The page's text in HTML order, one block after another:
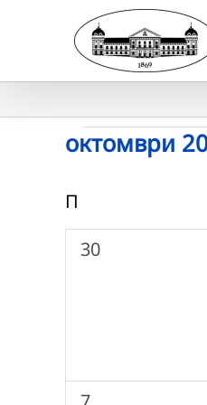
Събития
октомври
date.
Календар
на
П
0
30
0